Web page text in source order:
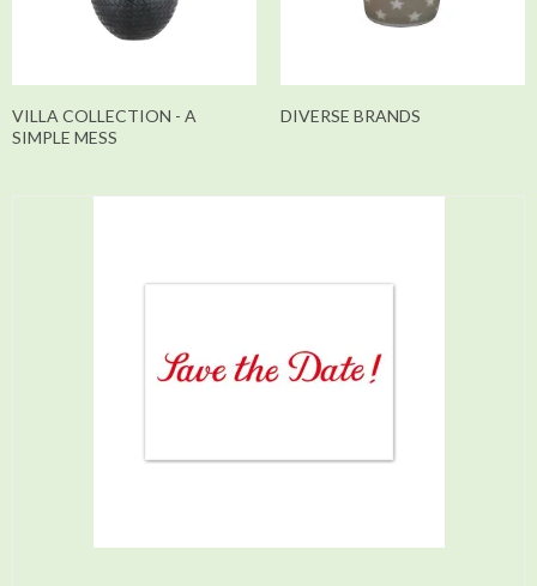
VILLA COLLECTION - A
SIMPLE MESS
DIVERSE BRANDS